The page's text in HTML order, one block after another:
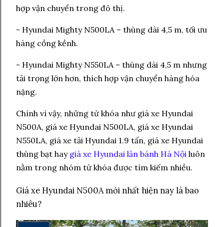
hợp vận chuyển trong đô thị.
- Hyundai Mighty N500LA – thùng dài 4,5 m, tối ưu
hàng cồng kềnh.
- Hyundai Mighty N550LA – thùng dài 4,5 m nhưng
tải trọng lớn hơn, thích hợp vận chuyển hàng hóa
nặng.
Chính vì vậy, những từ khóa như giá xe Hyundai
N500A, giá xe Hyundai N500LA, giá xe Hyundai
N550LA, giá xe tải Hyundai 1.9 tấn, giá xe Hyundai
thùng bạt hay giá xe Hyundai lăn bánh Hà Nội luôn
nằm trong nhóm từ khóa được tìm kiếm nhiều.
Giá xe Hyundai N500A mới nhất hiện nay là bao
nhiêu?